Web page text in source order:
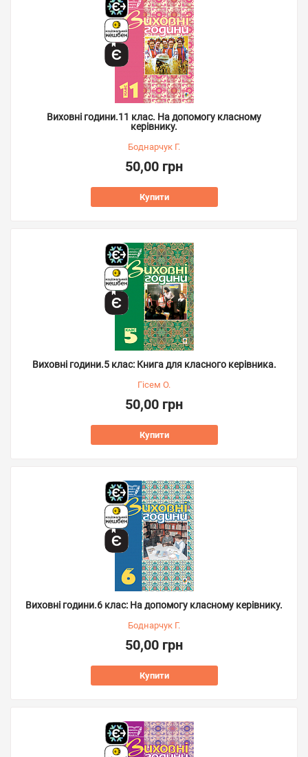
Виховні години.11 клас. На допомогу класному
керівнику.
Боднарчук Г.
50,00 грн
Купити
Виховні години.5 клас: Книга для класного керівника.
Гісем О.
50,00 грн
Купити
Виховні години.6 клас: На допомогу класному керівнику.
Боднарчук Г.
50,00 грн
Купити